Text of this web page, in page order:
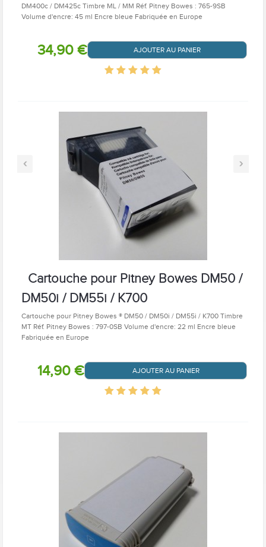
‹ ›
DM400c / DM425c Timbre ML / MM Réf. Pitney Bowes : 765-9SB
Volume d'encre: 45 ml Encre bleue Fabriquée en Europe
34,90 € AJOUTER AU PANIER
Cartouche pour Pitney Bowes DM50 /
DM50i / DM55i / K700
Cartouche pour Pitney Bowes ® DM50 / DM50i / DM55i / K700 Timbre
MT Réf. Pitney Bowes : 797-0SB Volume d'encre: 22 ml Encre bleue
Fabriquée en Europe
14,90 € AJOUTER AU PANIER